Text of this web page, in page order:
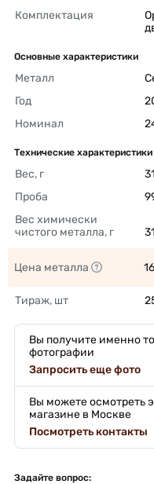
Комплектация
Основные характеристики
Металл
Год
Номинал
Технические характеристики
Вес, г
Проба
Вес химически
чистого металла, г
Цена металла
Тираж, шт
Вы получите именно
фотографии
Запросить еще фото
Вы можете осмотреть
магазине в Москве
Посмотреть контакты
Задайте вопрос: